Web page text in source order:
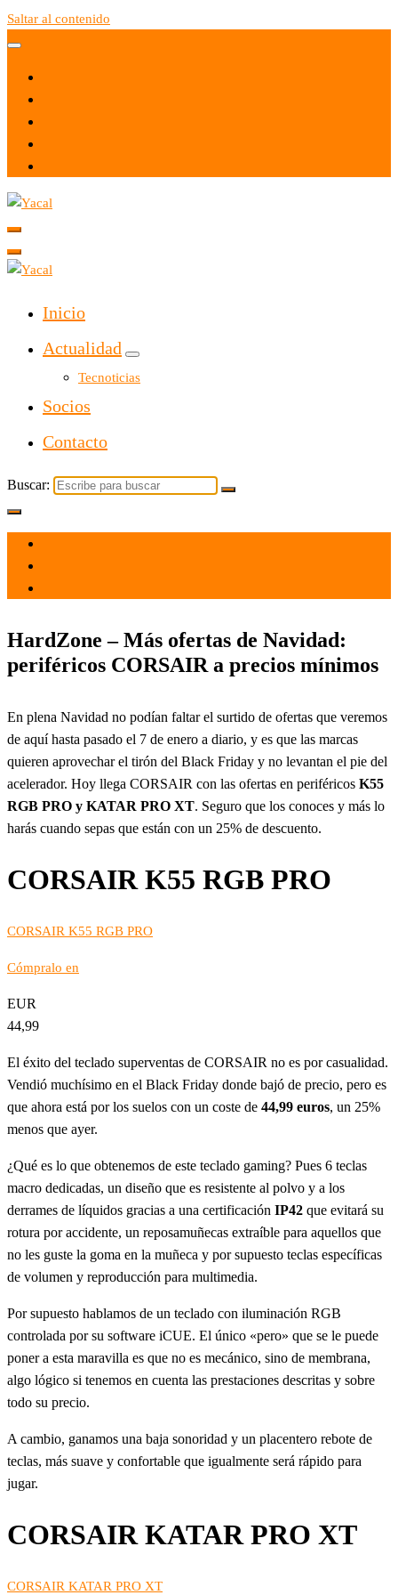
Saltar al contenido
Yacal micro hosting
Inicio
Actualidad
Tecnoticias
Socios
Contacto
Buscar:
HardZone – Más ofertas de Navidad:
periféricos CORSAIR a precios mínimos
En plena Navidad no podían faltar el surtido de ofertas que veremos
de aquí hasta pasado el 7 de enero a diario, y es que las marcas
quieren aprovechar el tirón del Black Friday y no levantan el pie del
acelerador. Hoy llega CORSAIR con las ofertas en periféricos K55
RGB PRO y KATAR PRO XT. Seguro que los conoces y más lo
harás cuando sepas que están con un 25% de descuento.
CORSAIR K55 RGB PRO
CORSAIR K55 RGB PRO
Cómpralo en
EUR
44,99
El éxito del teclado superventas de CORSAIR no es por casualidad.
Vendió muchísimo en el Black Friday donde bajó de precio, pero es
que ahora está por los suelos con un coste de 44,99 euros, un 25%
menos que ayer.
¿Qué es lo que obtenemos de este teclado gaming? Pues 6 teclas
macro dedicadas, un diseño que es resistente al polvo y a los
derrames de líquidos gracias a una certificación IP42 que evitará su
rotura por accidente, un reposamuñecas extraíble para aquellos que
no les guste la goma en la muñeca y por supuesto teclas específicas
de volumen y reproducción para multimedia.
Por supuesto hablamos de un teclado con iluminación RGB
controlada por su software iCUE. El único «pero» que se le puede
poner a esta maravilla es que no es mecánico, sino de membrana,
algo lógico si tenemos en cuenta las prestaciones descritas y sobre
todo su precio.
A cambio, ganamos una baja sonoridad y un placentero rebote de
teclas, más suave y confortable que igualmente será rápido para
jugar.
CORSAIR KATAR PRO XT
CORSAIR KATAR PRO XT